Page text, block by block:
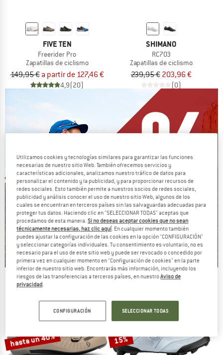
FIVE TEN
Freerider Pro
Zapatillas de ciclismo
149,95 € a partir de 127,46 €
4,9(20)
SHIMANO
RC703
Zapatillas de ciclismo
239,95 € 203,96 €
(0)
Our summer sale enters its next
NOW UP TO 50% OFF
hasta un 40% 15%
Utilizamos cookies y tecnologías similares para garantizar las funciones
necesarias de nuestro sitio Web. También ofrecemos servicios y
características adicionales, analizamos nuestro tráfico de datos para
personalizar el contenido y la publicidad, y para proporcionar recursos de
redes sociales. Esto también permite a nuestros socios de redes sociales,
publicidad y análisis conocer el uso de nuestro sitio Web, algunos de los
cuales se encuentran en terceros países sin las salvaguardas adecuadas para
proteger tus datos. Haciendo clic en "SELECCIONAR TODAS" aceptas que
procedamos de esta manera.Si no deseas aceptar cookies que no sean
técnicamente necesarias, haz clic aquí. En cualquier momento también
puedes ajustar la configuración de las cookies en la opción "CONFIGURACIÓN"
y seleccionar categorías individuales. Tu consentimiento es voluntario, no es
necesario para el uso de este sitio web y puede ser revocado o concedido por
primera vez en cualquier momento en "Configuración de cookies" en la parte
inferior de nuestro sitio web. Encontrarás más información, incluyendo los
riesgos de las transferencias a terceros países, en nuestroAviso de
privacidad
CONFIGURACIÓN SELECCIONAR TODAS